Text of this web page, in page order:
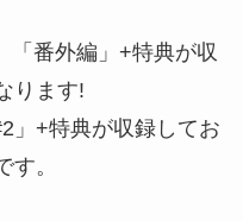
番外編」+特典が収
ります!
」+特典が収録してお
。